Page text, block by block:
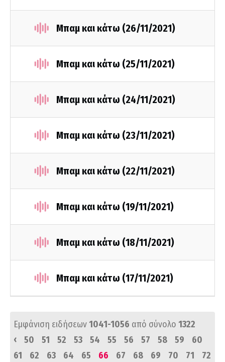
Μπαμ και κάτω (26/11/2021)
Μπαμ και κάτω (25/11/2021)
Μπαμ και κάτω (24/11/2021)
Μπαμ και κάτω (23/11/2021)
Μπαμ και κάτω (22/11/2021)
Μπαμ και κάτω (19/11/2021)
Μπαμ και κάτω (18/11/2021)
Μπαμ και κάτω (17/11/2021)
Εμφάνιση ειδήσεων1041-1056 από σύνολο 1322
‹
50 51 52 53 54 55 56 57 58 59
60
61
62 63 64 65 66 67 68 69 70 71
72